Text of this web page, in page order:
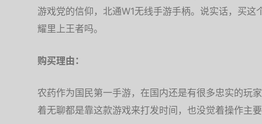
游戏党的信仰，北通W1无线手游手柄。说实话，买
耀里上王者吗。
购买理由：
农药作为国民第一手游，在国内还是有很多忠实的玩
着无聊都是靠这款游戏来打发时间，也没觉着操作主